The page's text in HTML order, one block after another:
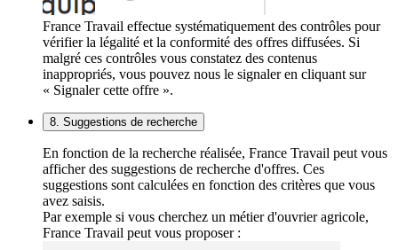
France Travail effectue systématiquement des contrôles pour
vérifier la légalité et la conformité des offres diffusées. Si
malgré ces contrôles vous constatez des contenus
inappropriés, vous pouvez nous le signaler en cliquant sur
« Signaler cette offre ».
8. Suggestions de recherche
En fonction de la recherche réalisée, France Travail peut vous
afficher des suggestions de recherche d'offres. Ces
suggestions sont calculées en fonction des critères que vous
avez saisis.
Par exemple si vous cherchez un métier d'ouvrier agricole,
France Travail peut vous proposer :